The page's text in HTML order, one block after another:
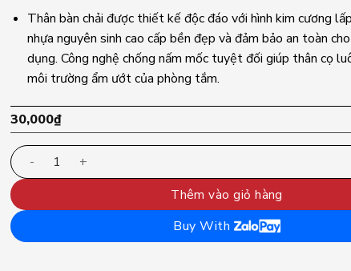
Thân bàn chải được thiết kế độc đáo với hình kim cương
nhựa nguyên sinh cao cấp bền đẹp và đảm bảo an toàn
dụng. Công nghệ chống nấm mốc tuyệt đối giúp thân cọ
môi trường ẩm ướt của phòng tắm.
30,000₫
Bàn chải đánh răng Lipzo Crystal Love For Man | Cho
Thêm vào giỏ hàng
Buy With